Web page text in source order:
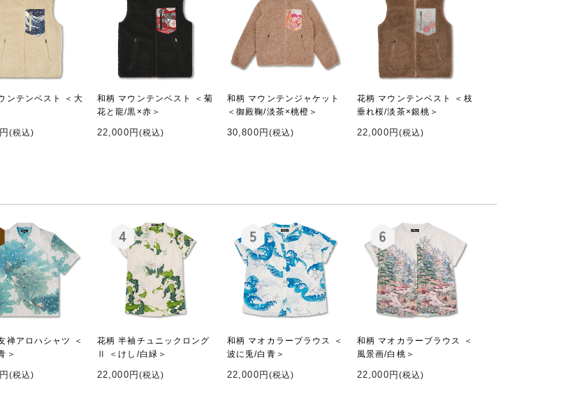
ンテンベスト ＜大
(税込)
和柄 マウンテンベスト ＜菊
花と龍/黒×赤＞
22,000円 (税込)
和柄 マウンテンジャケット
＜御殿鞠/淡茶×桃橙＞
30,800円 (税込)
花柄 マウンテンベスト ＜枝
垂れ桜/淡茶×銀桃＞
22,000円 (税込)
禅アロハシャツ ＜
＞
(税込)
花柄 半袖チュニックロング
Ⅱ ＜けし/白緑＞
22,000円 (税込)
和柄 マオカラーブラウス ＜
波に兎/白青＞
22,000円 (税込)
和柄 マオカラーブラウス ＜
風景画/白桃＞
22,000円 (税込)